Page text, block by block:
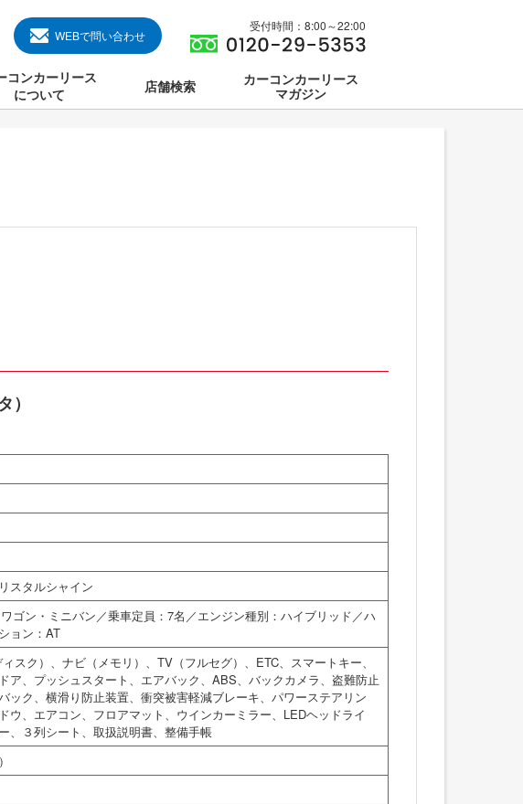
WEBで問い合わせ
受付時間：8:00～22:00
コンカーリース
について
店舗検索
カーコンカーリース
マガジン
スタルシャイン
ゴン・ミニバン／乗車定員：7名／エンジン種別：ハイブリッド／ハ
ョン：AT
スク）、ナビ（メモリ）、TV（フルセグ）、ETC、スマートキー、
ア、プッシュスタート、エアバック、ABS、バックカメラ、盗難防止
ック、横滑り防止装置、衝突被害軽減ブレーキ、パワーステアリン
ウ、エアコン、フロアマット、ウインカーミラー、LEDヘッドライ
、３列シート、取扱説明書、整備手帳